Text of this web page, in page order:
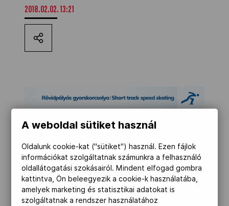
Dakar 2026
Los Angeles 2028
Kettőskarrier-program
NOB
Társszervezetek
2018.02.02. 13:21
A weboldal sütiket használ
Oldalunk cookie-kat ("sütiket") használ. Ezen fájlok
információkat szolgáltatnak számunkra a felhasználó
oldallátogatási szokásairól. Mindent elfogad gombra
kattintva, Ön beleegyezik a cookie-k használatába,
amelyek marketing és statisztikai adatokat is
szolgáltatnak a rendszer használatához